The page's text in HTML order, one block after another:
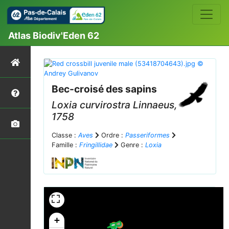
Atlas Biodiv'Eden 62
Bec-croisé des sapins
Loxia curvirostra Linnaeus,
1758
Classe : Aves Ordre : Passeriformes
Famille : Fringillidae Genre : Loxia
+